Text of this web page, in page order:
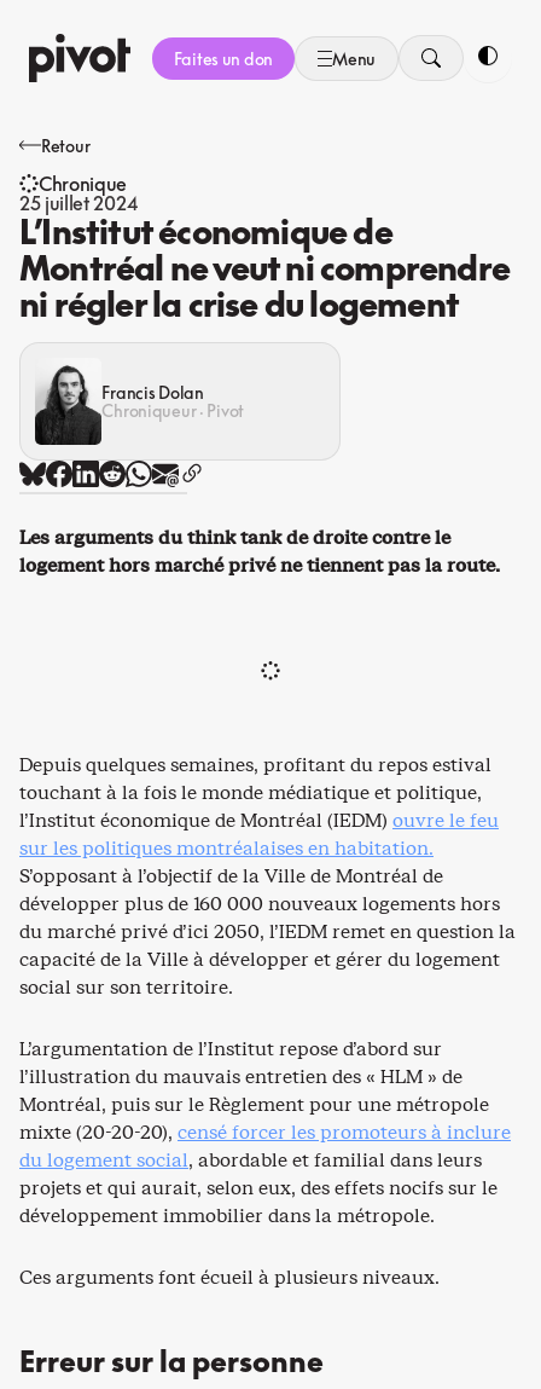
au
contenu
Faites un don Menu
Retour
Chronique
25 juillet 2024
L’Institut économique de
Montréal ne veut ni comprendre
ni régler la crise du logement
Francis Dolan
Chroniqueur · Pivot
Les arguments du think tank de droite contre le
logement hors marché privé ne tiennent pas la route.
Depuis quelques semaines, profitant du repos estival
touchant à la fois le monde médiatique et politique,
l’Institut économique de Montréal (IEDM) ouvre le feu
sur les politiques montréalaises en habitation.
S’opposant à l’objectif de la Ville de Montréal de
développer plus de 160 000 nouveaux logements hors
du marché privé d’ici 2050, l’IEDM remet en question la
capacité de la Ville à développer et gérer du logement
social sur son territoire.
L’argumentation de l’Institut repose d’abord sur
l’illustration du mauvais entretien des « HLM » de
Montréal, puis sur le Règlement pour une métropole
mixte (20-20-20), censé forcer les promoteurs à inclure
du logement social, abordable et familial dans leurs
projets et qui aurait, selon eux, des effets nocifs sur le
développement immobilier dans la métropole.
Ces arguments font écueil à plusieurs niveaux.
Erreur sur la personne